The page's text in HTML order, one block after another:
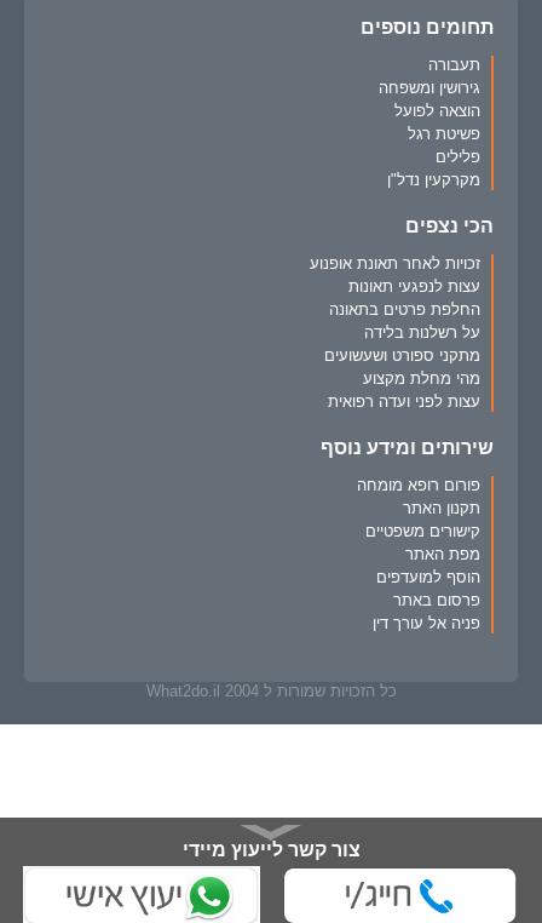
תחומים נוספים
תעבורה
גירושין ומשפחה
הוצאה לפועל
פשיטת רגל
פלילים
מקרקעין נדל"ן
הכי נצפים
זכויות לאחר תאונת אופנוע
עצות לנפגעי תאונות
החלפת פרטים בתאונה
על רשלנות בלידה
מתקני ספורט ושעשועים
מהי מחלת מקצוע
עצות לפני ועדה רפואית
שירותים ומידע נוסף
פורום רופא מומחה
תקנון האתר
קישורים משפטיים
מפת האתר
הוסף למועדפים
פרסום באתר
פניה אל עורך דין
כל הזכויות שמורות ל What2do.il 2004
צור קשר לייעוץ מיידי